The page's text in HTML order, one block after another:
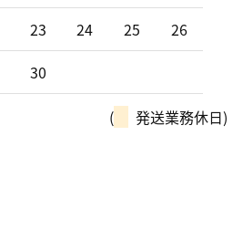
23 24 25
26
30
( 発送業務休日)